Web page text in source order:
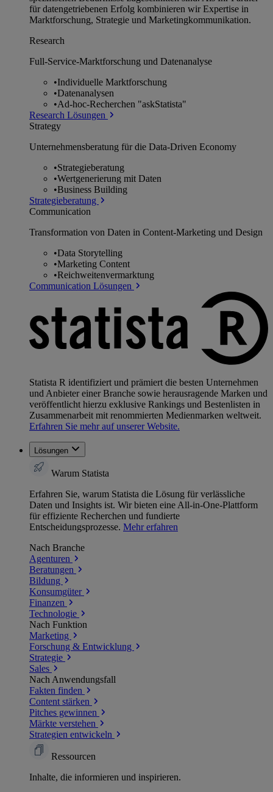
für datengetriebenen Erfolg kombinieren wir Expertise in
Marktforschung, Strategie und Marketingkommunikation.
Research
Full-Service-Marktforschung und Datenanalyse
•Individuelle Marktforschung
•Datenanalysen
•Ad-hoc-Recherchen "askStatista"
Research Lösungen
Strategy
Unternehmens­beratung für die Data-Driven Economy
•Strategieberatung
•Wertgenerierung mit Daten
•Business Building
Strategieberatung
Communication
Transformation von Daten in Content-Marketing und Design
•Data Storytelling
•Marketing Content
•Reichweitenvermarktung
Communication Lösungen
Statista R identifiziert und prämiert die besten Unternehmen
und Anbieter einer Branche sowie herausragende Marken und
veröffentlicht hierzu exklusive Rankings und Bestenlisten in
Zusammenarbeit mit renommierten Medienmarken weltweit.
Erfahren Sie mehr auf unserer Website.
Lösungen
Warum Statista
Erfahren Sie, warum Statista die Lösung für verlässliche
Daten und Insights ist. Wir bieten eine All-in-One-Plattform
für effiziente Recherchen und fundierte
Entscheidungsprozesse. Mehr erfahren
Nach Branche
Agenturen
Beratungen
Bildung
Konsumgüter
Finanzen
Technologie
Nach Funktion
Marketing
Forschung & Entwicklung
Strategie
Sales
Nach Anwendungsfall
Fakten finden
Content stärken
Pitches gewinnen
Märkte verstehen
Strategien entwickeln
Ressourcen
Inhalte, die informieren und inspirieren.